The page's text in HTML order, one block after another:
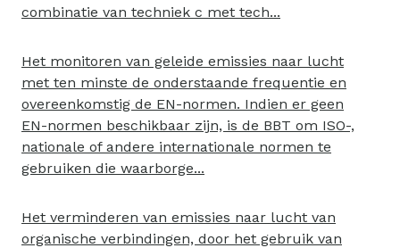
combinatie van techniek c met tech...
Het monitoren van geleide emissies naar lucht
met ten minste de onderstaande frequentie en
overeenkomstig de EN-normen. Indien er geen
EN-normen beschikbaar zijn, is de BBT om ISO-,
nationale of andere internationale normen te
gebruiken die waarborge...
Het verminderen van emissies naar lucht van
organische verbindingen, door het gebruik van